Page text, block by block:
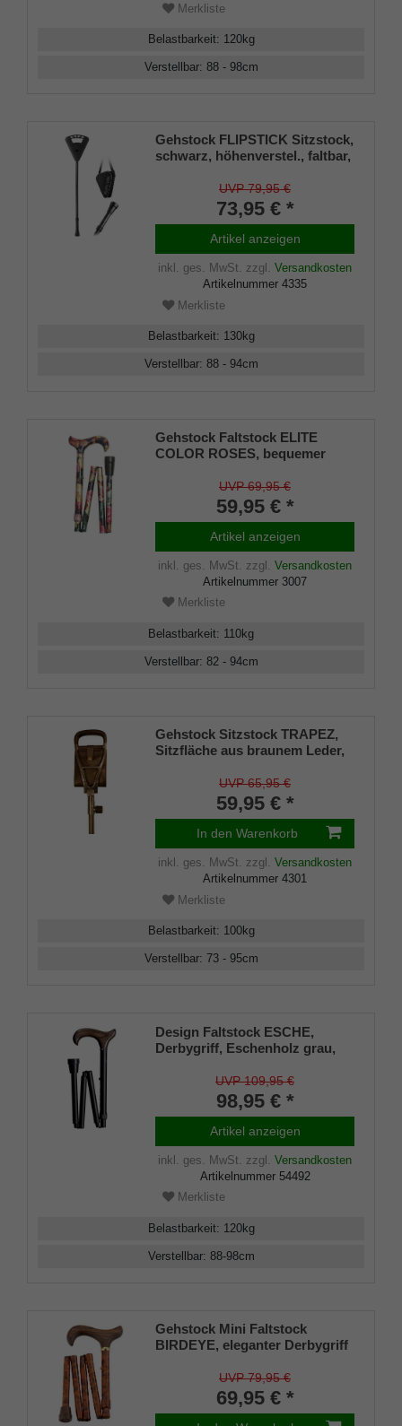
Merkliste
Belastbarkeit: 120kg
Verstellbar: 88 - 98cm
Gehstock FLIPSTICK Sitzstock,
schwarz, höhenverstel., faltbar,
Klappsitz/Griff inklusive
Gummipuffer und Tasche, 87-
94cm
UVP 79,95 €
73,95 € *
Artikel anzeigen
inkl. ges. MwSt. zzgl. Versandkosten
Artikelnummer 4335
Merkliste
Belastbarkeit: 130kg
Verstellbar: 88 - 94cm
Gehstock Faltstock ELITE
COLOR ROSES, bequemer
floralem Rosenmuster,
aufgesetzt auf einen Stock aus
stabilem Leichtmetall,
höhenverstellbar, faltbar, inkl.
Puffer.
UVP 69,95 €
59,95 € *
Artikel anzeigen
inkl. ges. MwSt. zzgl. Versandkosten
Artikelnummer 3007
Merkliste
Belastbarkeit: 110kg
Verstellbar: 82 - 94cm
Gehstock Sitzstock TRAPEZ,
Sitzfläche aus braunem Leder,
Leichtmetall mit Leder
überzogen, Stock aus
Leichtmetall, höhenverstellbar,
Stahlspitze Tellerscheibe.
UVP 65,95 €
59,95 € *
In den Warenkorb
inkl. ges. MwSt. zzgl. Versandkosten
Artikelnummer 4301
Merkliste
Belastbarkeit: 100kg
Verstellbar: 73 - 95cm
Design Faltstock ESCHE,
Derbygriff, Eschenholz grau,
schwarz, verstellbar 88-98 cm,
faltbar, inkl. Gummipuffer
UVP 109,95 €
98,95 € *
Artikel anzeigen
inkl. ges. MwSt. zzgl. Versandkosten
Artikelnummer 54492
Merkliste
Belastbarkeit: 120kg
Verstellbar: 88-98cm
Gehstock Mini Faltstock
BIRDEYE, eleganter Derbygriff
aufgesetzt auf einen Stock aus
stabilem Leichtmetall im
Birdeye-Design,
UVP 79,95 €
69,95 € *